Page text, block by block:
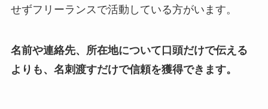
せずフリーランスで活動している方がいます。
名前や連絡先、所在地について口頭だけで伝える
よりも、名刺渡すだけで信頼を獲得できます。